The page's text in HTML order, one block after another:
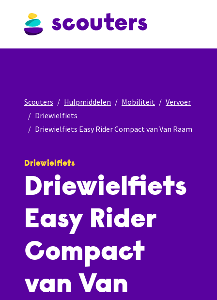
Scouters Hulpmiddelen Mobiliteit
Vervoer
Driewielfiets
Driewielfiets Easy Rider Compact van Van Raam
Driewielfiets
Driewielfiets
Easy Rider
Compact
van Van